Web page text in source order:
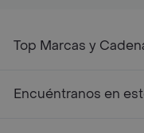
Top Marcas y
Encuéntranos en